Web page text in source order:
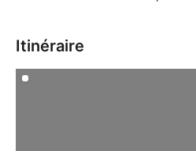
Itinéraire